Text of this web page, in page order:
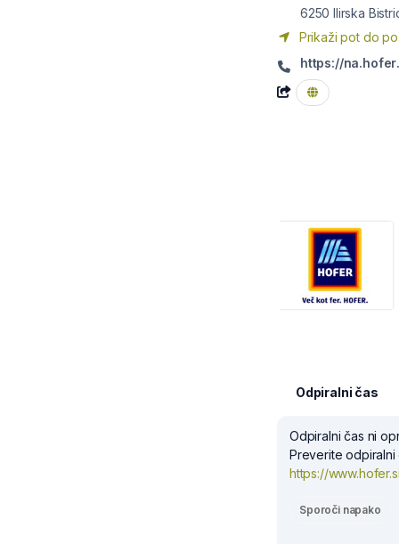
6250 Ilirska
Prikaži pot do
https://
Odpiralni čas
Odpiralni čas ni
Preverite
https://
Sporoči napako